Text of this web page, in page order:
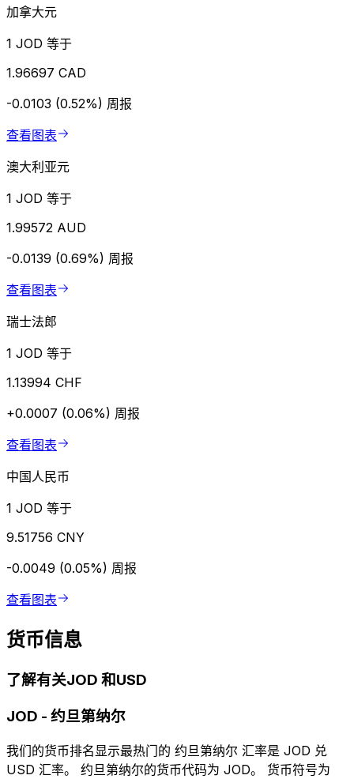
加拿大元
1 JOD 等于
1.96697 CAD
-0.0103 (0.52%) 周报
查看图表
澳大利亚元
1 JOD 等于
1.99572 AUD
-0.0139 (0.69%) 周报
查看图表
瑞士法郎
1 JOD 等于
1.13994 CHF
+0.0007 (0.06%) 周报
查看图表
中国人民币
1 JOD 等于
9.51756 CNY
-0.0049 (0.05%) 周报
查看图表
货币信息
了解有关JOD 和USD
JOD - 约旦第纳尔
我们的货币排名显示最热门的 约旦第纳尔 汇率是 JOD 兑
USD 汇率。 约旦第纳尔的货币代码为 JOD。 货币符号为